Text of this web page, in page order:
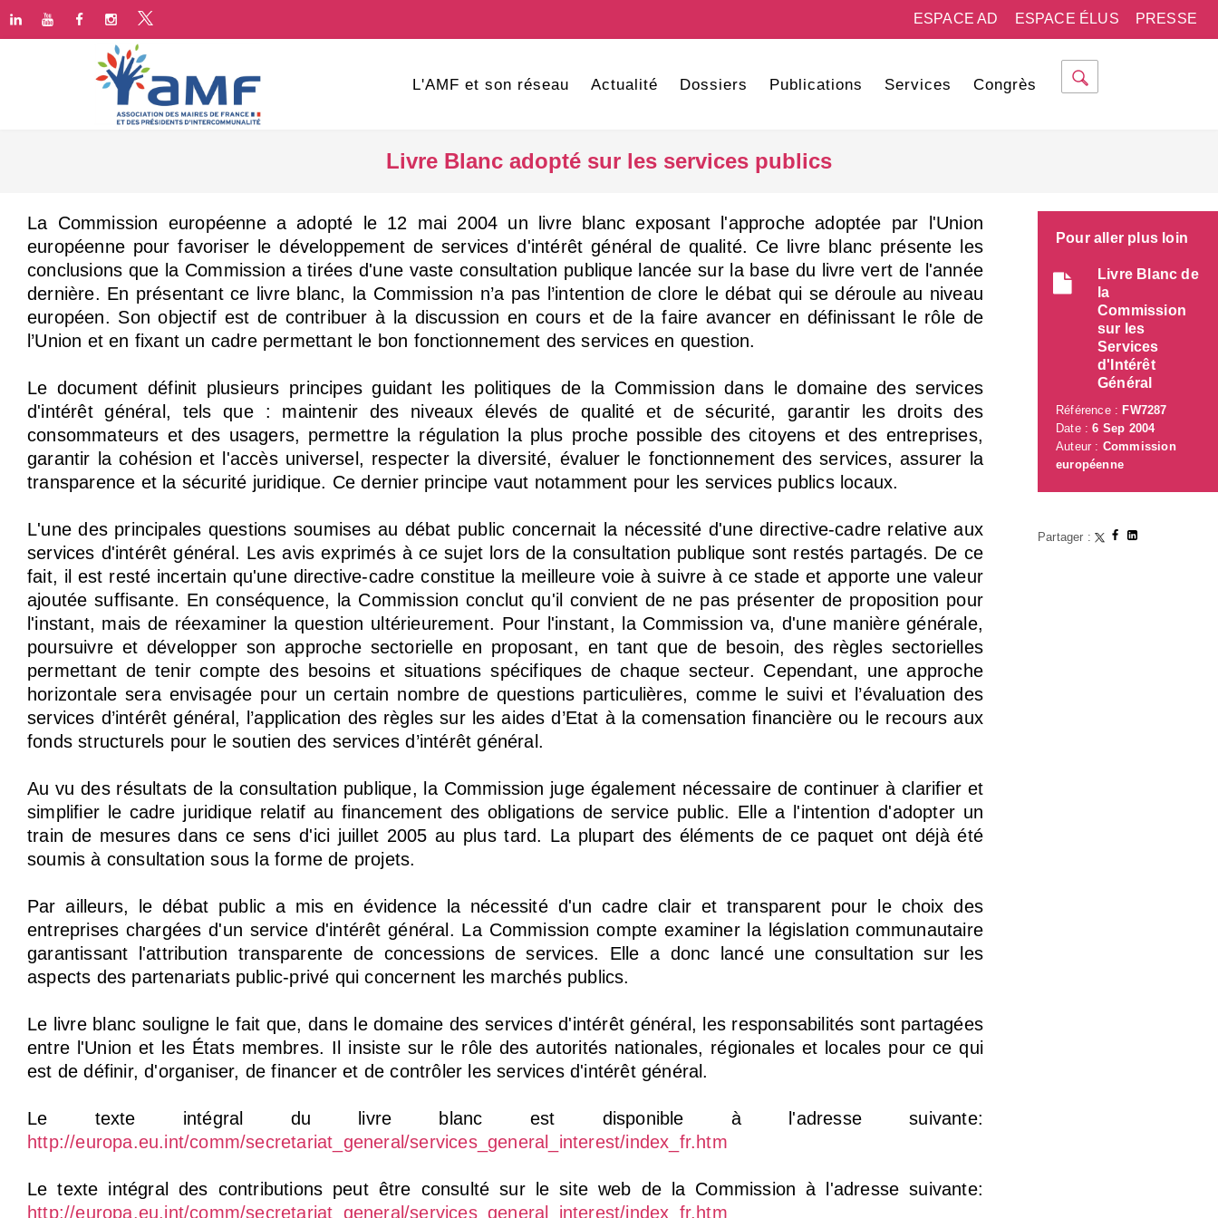
PRESSE
ESPACE ÉLUS
ESPACE AD
L'AMF et son réseau Actualité Dossiers Publications Services Congrès
Livre Blanc adopté sur les services publics
La Commission européenne a adopté le 12 mai 2004 un livre blanc exposant l'approche adoptée par l'Union
européenne pour favoriser le développement de services d'intérêt général de qualité. Ce livre blanc présente les
conclusions que la Commission a tirées d'une vaste consultation publique lancée sur la base du livre vert de l'année
dernière. En présentant ce livre blanc, la Commission n’a pas l’intention de clore le débat qui se déroule au niveau
européen. Son objectif est de contribuer à la discussion en cours et de la faire avancer en définissant le rôle de
l’Union et en fixant un cadre permettant le bon fonctionnement des services en question.
Le document définit plusieurs principes guidant les politiques de la Commission dans le domaine des services
d'intérêt général, tels que : maintenir des niveaux élevés de qualité et de sécurité, garantir les droits des
consommateurs et des usagers, permettre la régulation la plus proche possible des citoyens et des entreprises,
garantir la cohésion et l'accès universel, respecter la diversité, évaluer le fonctionnement des services, assurer la
transparence et la sécurité juridique. Ce dernier principe vaut notamment pour les services publics locaux.
L'une des principales questions soumises au débat public concernait la nécessité d'une directive-cadre relative aux
services d'intérêt général. Les avis exprimés à ce sujet lors de la consultation publique sont restés partagés. De ce
fait, il est resté incertain qu'une directive-cadre constitue la meilleure voie à suivre à ce stade et apporte une valeur
ajoutée suffisante. En conséquence, la Commission conclut qu'il convient de ne pas présenter de proposition pour
l'instant, mais de réexaminer la question ultérieurement. Pour l'instant, la Commission va, d'une manière générale,
poursuivre et développer son approche sectorielle en proposant, en tant que de besoin, des règles sectorielles
permettant de tenir compte des besoins et situations spécifiques de chaque secteur. Cependant, une approche
horizontale sera envisagée pour un certain nombre de questions particulières, comme le suivi et l’évaluation des
services d’intérêt général, l’application des règles sur les aides d’Etat à la comensation financière ou le recours aux
fonds structurels pour le soutien des services d’intérêt général.
Au vu des résultats de la consultation publique, la Commission juge également nécessaire de continuer à clarifier et
simplifier le cadre juridique relatif au financement des obligations de service public. Elle a l'intention d'adopter un
train de mesures dans ce sens d'ici juillet 2005 au plus tard. La plupart des éléments de ce paquet ont déjà été
soumis à consultation sous la forme de projets.
Par ailleurs, le débat public a mis en évidence la nécessité d'un cadre clair et transparent pour le choix des
entreprises chargées d'un service d'intérêt général. La Commission compte examiner la législation communautaire
garantissant l'attribution transparente de concessions de services. Elle a donc lancé une consultation sur les
aspects des partenariats public-privé qui concernent les marchés publics.
Le livre blanc souligne le fait que, dans le domaine des services d'intérêt général, les responsabilités sont partagées
entre l'Union et les États membres. Il insiste sur le rôle des autorités nationales, régionales et locales pour ce qui
est de définir, d'organiser, de financer et de contrôler les services d'intérêt général.
Le texte intégral du livre blanc est disponible à l'adresse suivante:
http://europa.eu.int/comm/secretariat_general/services_general_interest/index_fr.htm
Le texte intégral des contributions peut être consulté sur le site web de la Commission à l'adresse suivante:
http://europa.eu.int/comm/secretariat_general/services_general_interest/index_fr.htm
Pour aller plus loin
Livre Blanc de
la
Commission
sur les
Services
d'Intérêt
Général
Référence : FW7287
Date :6 Sep 2004
Auteur : Commission
européenne
Partager :